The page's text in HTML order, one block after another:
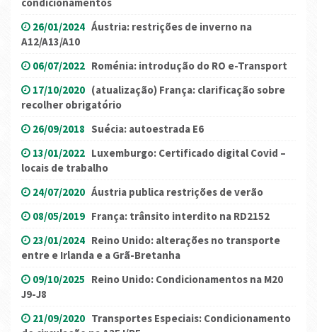
26/01/2024 Áustria: restrições de inverno na
A12/A13/A10
06/07/2022 Roménia: introdução do RO e-Transport
17/10/2020 (atualização) França: clarificação sobre
recolher obrigatório
26/09/2018 Suécia: autoestrada E6
13/01/2022 Luxemburgo: Certificado digital Covid –
locais de trabalho
24/07/2020 Áustria publica restrições de verão
08/05/2019 França: trânsito interdito na RD2152
23/01/2024 Reino Unido: alterações no transporte
entre e Irlanda e a Grã-Bretanha
09/10/2025 Reino Unido: Condicionamentos na M20
J9-J8
21/09/2020 Transportes Especiais: Condicionamento